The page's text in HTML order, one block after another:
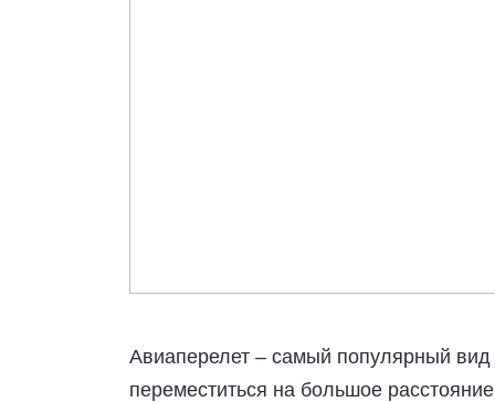
Авиаперелет – самый популярный
переместиться на большое